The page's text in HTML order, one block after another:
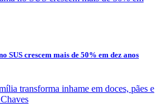
SUS crescem mais de 50% em dez anos